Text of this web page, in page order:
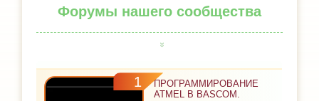
Форумы нашего сообщества
1
ПРОГРАММИРОВАНИЕ
ATMEL В BASCOM.